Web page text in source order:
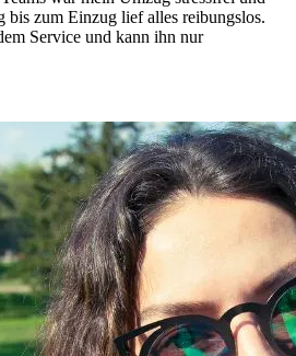
bis zum Einzug lief alles reibungslos.
Service und kann ihn nur